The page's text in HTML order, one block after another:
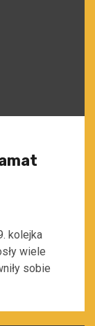
kolejka
wiele
sobie